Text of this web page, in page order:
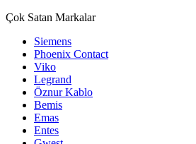
Çok Satan Markalar
Siemens
Phoenix Contact
Viko
Legrand
Öznur Kablo
Bemis
Emas
Entes